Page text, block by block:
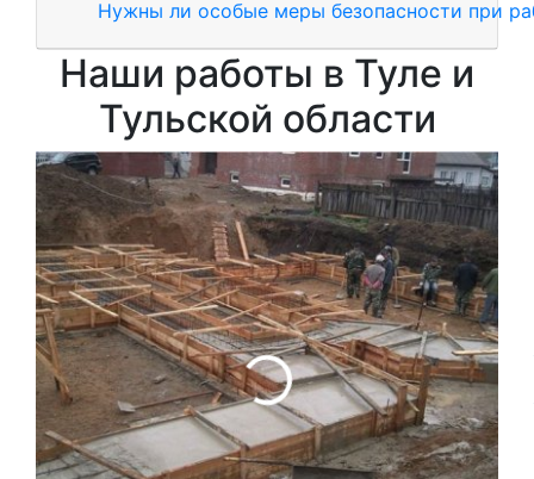
Нужны ли особые меры безопасности при
Наши работы в Туле и
Тульской области